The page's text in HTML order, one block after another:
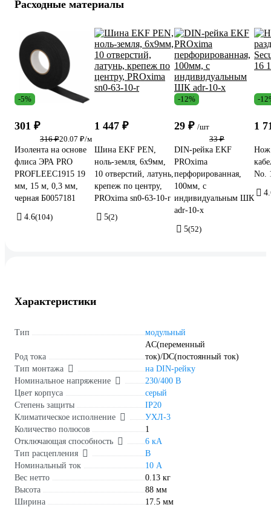
Расходные материалы
-5%
301 ₽
316 ₽20.07 ₽/м
Изолента на основе
флиса ЭРА PRO
PROFLEEC1915 19
мм, 15 м, 0,3 мм,
черная Б0057181
4.6(104)
1 447 ₽
Шина EKF PEN,
ноль-земля, 6х9мм,
10 отверстий, латунь,
крепеж по центру,
PROxima sn0-63-10-r
5(2)
-12%
29 ₽ /шт
33 ₽
DIN-рейка EKF
PROxima
перфорированная,
100мм, с
индивидуальным ШК
adr-10-x
5(52)
-
1
Нож
No.
Характеристики
Тип модульный
Род тока
AC(переменный
ток)/DC(постоянный ток)
Тип монтажа
на DIN-рейку
Номинальное напряжение
230/400 В
Цвет корпуса
серый
Степень защиты
IP20
Климатическое исполнение
УХЛ-3
Количество полюсов
1
Отключающая способность
6 кА
Тип расцепления
B
Номинальный ток
10 А
Вес нетто
0.13 кг
Высота
88 мм
Ширина
17.5 мм